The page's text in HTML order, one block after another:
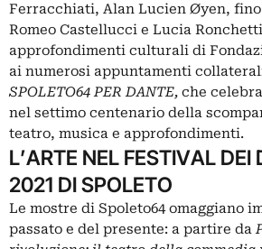
Ferracchiati, Alan Lucien Øyen,
Romeo Castellucci e Lucia
approfondimenti culturali di
ai numerosi appuntamenti
SPOLETO64 PER DANTE, che
nel settimo centenario della
teatro, musica e approfondimenti.
L’ARTE NEL FESTIVAL DEI
2021 DI SPOLETO
Le mostre di Spoleto64 omaggiano
passato e del presente: a partire da